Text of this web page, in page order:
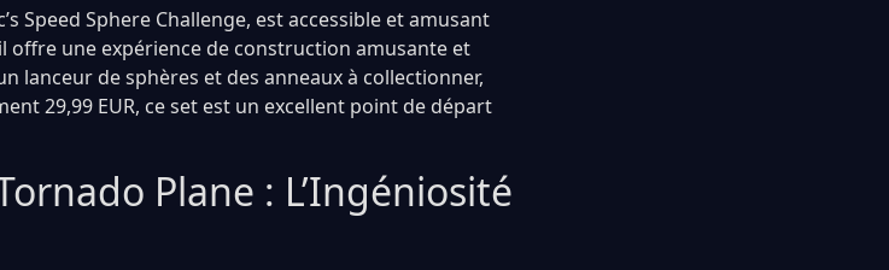
Speed Sphere Challenge, est accessible et amusant
offre une expérience de construction amusante et
lanceur de sphères et des anneaux à collectionner,
29,99 EUR, ce set est un excellent point de départ
Plane : L’Ingéniosité